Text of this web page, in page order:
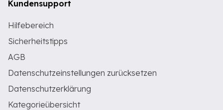
Kundensupport
Hilfebereich
Sicherheitstipps
AGB
Datenschutzeinstellungen zurücksetzen
Datenschutzerklärung
Kategorieübersicht